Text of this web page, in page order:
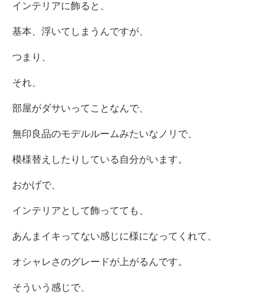
インテリアに飾ると、
基本、浮いてしまうんですが、
つまり、
それ、
部屋がダサいってことなんで、
無印良品のモデルルームみたいなノリで、
模様替えしたりしている自分がいます。
おかげで、
インテリアとして飾ってても、
あんまイキってない感じに様になってくれて、
オシャレさのグレードが上がるんです。
そういう感じで、